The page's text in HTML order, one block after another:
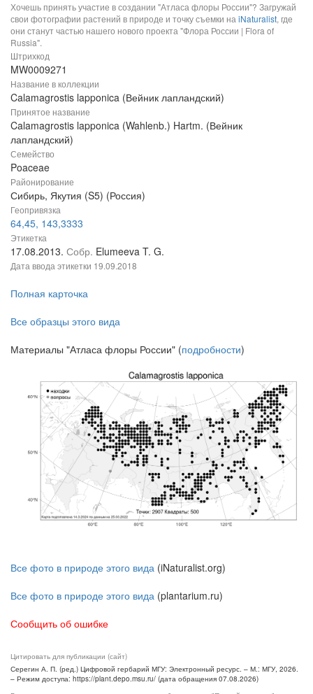
Хочешь принять участие в создании "Атласа флоры России"? Загружай
свои фотографии растений в природе и точку съемки на iNaturalist, где
они станут частью нашего нового проекта "Флора России | Flora of
Russia".
Штрихкод
MW0009271
Название в коллекции
Calamagrostis lapponica (Вейник лапландский)
Принятое название
Calamagrostis lapponica (Wahlenb.) Hartm. (Вейник
лапландский)
Семейство
Poaceae
Районирование
Сибирь, Якутия (S5) (Россия)
Геопривязка
64,45, 143,3333
Этикетка
17.08.2013. Собр. Elumeeva T. G.
Дата ввода этикетки 19.09.2018
Полная карточка
Все образцы этого вида
Материалы "Атласа флоры России" (подробности)
Все фото в природе этого вида (iNaturalist.org)
Все фото в природе этого вида (plantarium.ru)
Сообщить об ошибке
Цитировать для публикации (сайт)
Серегин А. П. (ред.) Цифровой гербарий МГУ: Электронный ресурс. – М.: МГУ, 2026.
– Режим доступа: https://plant.depo.msu.ru/ (дата обращения 07.08.2026)